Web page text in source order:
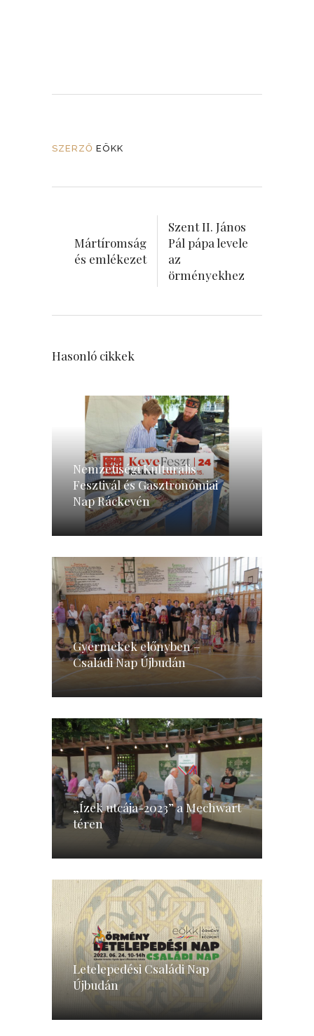
SZERZŐ EÖKK
Mártíromság
és emlékezet
Szent II. János
Pál pápa levele
az
örményekhez
Hasonló cikkek
Nemzetiségi Kulturális
Fesztivál és Gasztronómiai
Nap Ráckevén
Gyermekek előnyben –
Családi Nap Újbudán
„Ízek utcája-2023” a Mechwart
téren
Letelepedési Családi Nap
Újbudán